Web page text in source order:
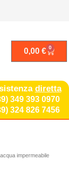
0,00 € 0
diretta
349 393 0970
324 826 7456
impermeabile